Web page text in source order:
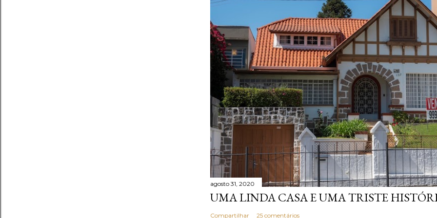
agosto 31, 2020
UMA LINDA CASA E UMA TRISTE
Compartilhar 25 comentários